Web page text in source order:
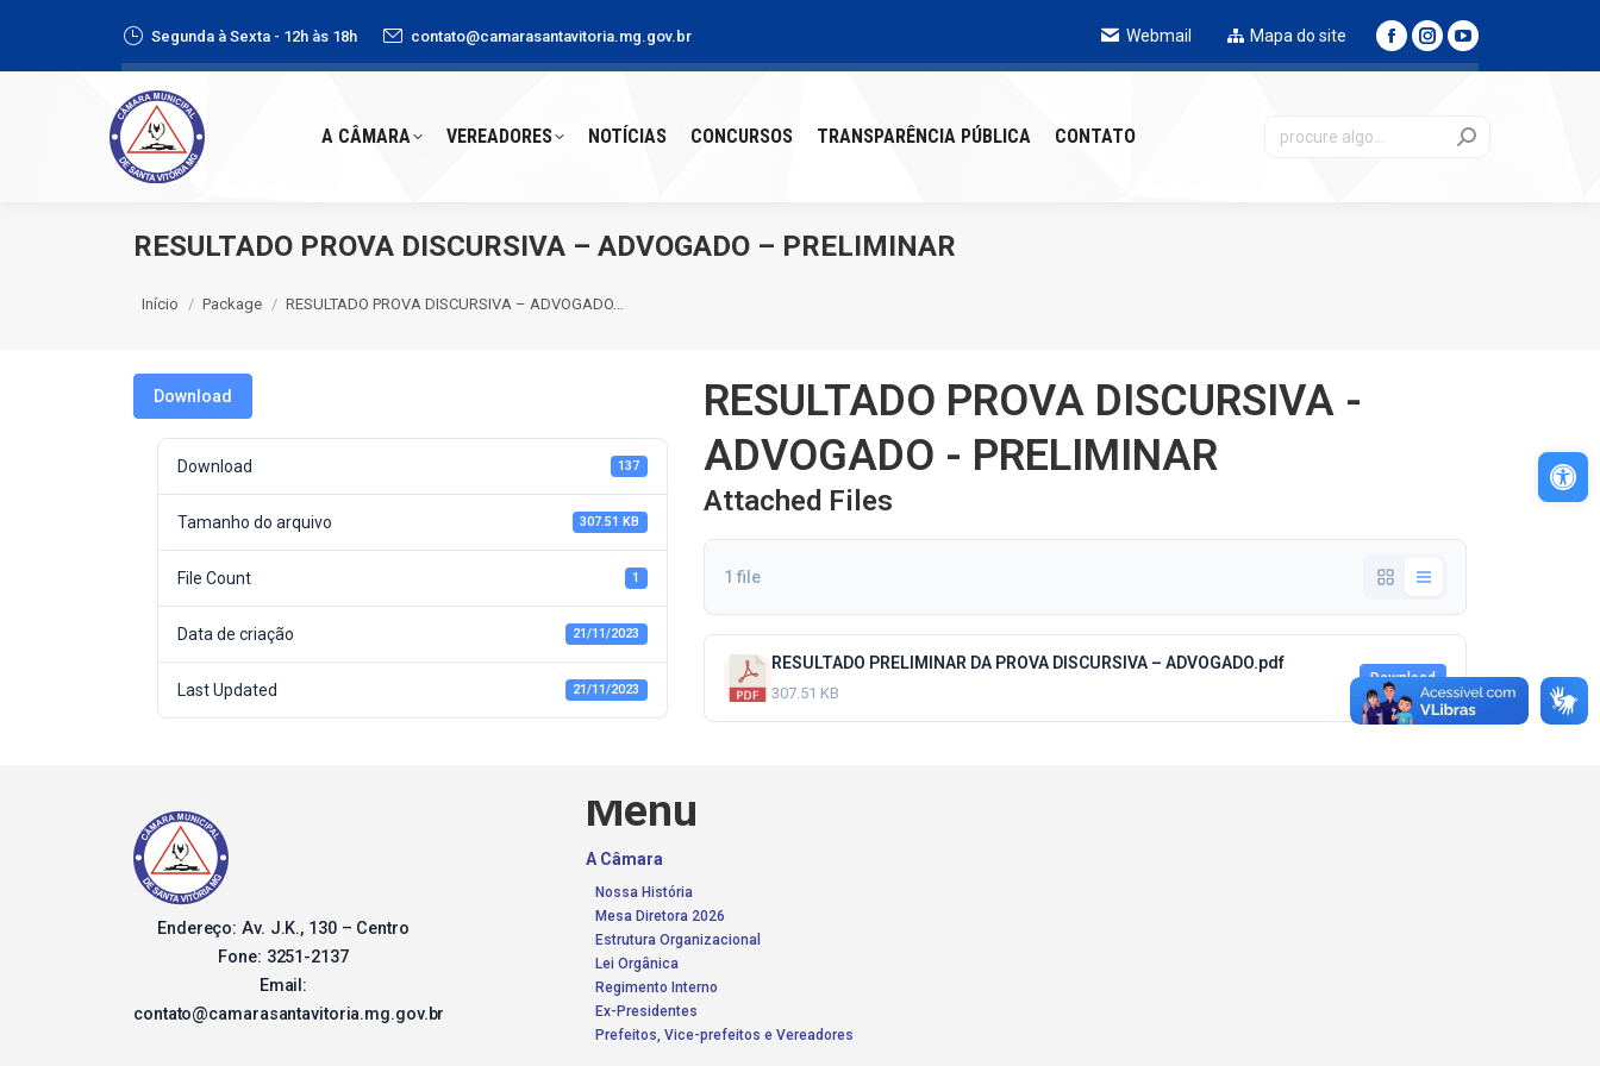
Segunda à Sexta - 12h às 18h contato@camarasantavitoria.mg.gov.br Webmail Mapa do site
A CÂMARA VEREADORES NOTÍCIAS CONCURSOS TRANSPARÊNCIA PÚBLICA CONTATO
RESULTADO PROVA DISCURSIVA – ADVOGADO – PRELIMINAR
Início Package RESULTADO PROVA DISCURSIVA – ADVOGADO…
Download
Download 137
Tamanho do arquivo 307.51 KB
File Count 1
Data de criação 21/11/2023
Last Updated 21/11/2023
RESULTADO PROVA DISCURSIVA -
ADVOGADO - PRELIMINAR
Attached Files
1 file
RESULTADO PRELIMINAR DA PROVA DISCURSIVA – ADVOGADO.pdf
307.51 KB
Download
Endereço: Av. J.K., 130 – Centro
Fone: 3251-2137
Email:
contato@camarasantavitoria.mg.gov.br
Menu
A Câmara
Nossa História
Mesa Diretora 2026
Estrutura Organizacional
Lei Orgânica
Regimento Interno
Ex-Presidentes
Prefeitos, Vice-prefeitos e Vereadores
A CÂMARA VEREADORES NOTÍCIAS CONCURSOS CONTATO